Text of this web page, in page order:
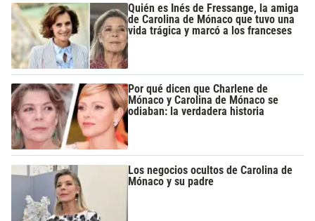
Quién es Inés de Fressange, la amiga
de Carolina de Mónaco que tuvo una
vida trágica y marcó a los franceses
Por qué dicen que Charlene de
Mónaco y Carolina de Mónaco se
odiaban: la verdadera historia
Los negocios ocultos de Carolina de
Mónaco y su padre